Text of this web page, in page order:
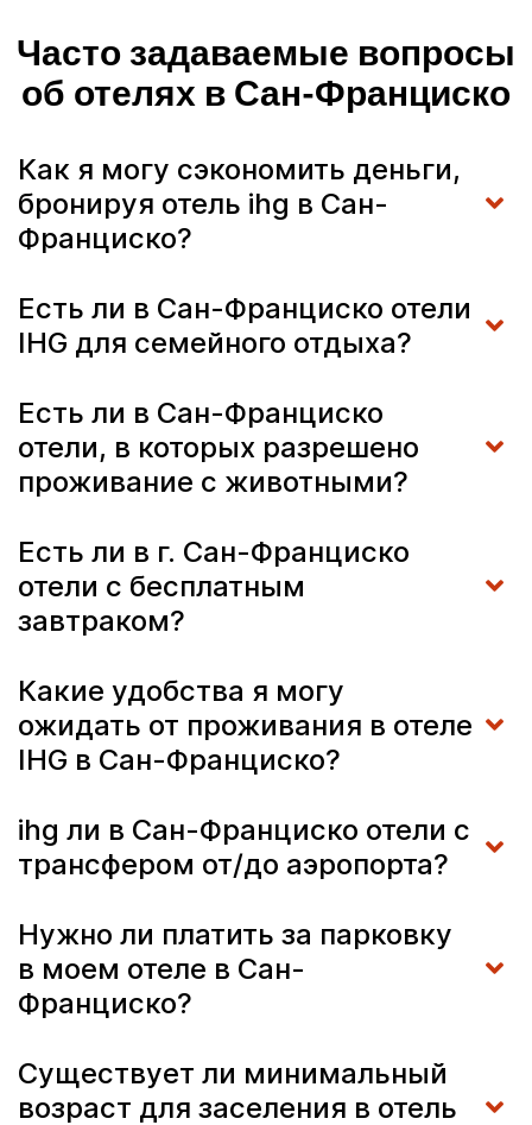
Часто задаваемые вопросы
об отелях в Сан-Франциско
Как я могу сэкономить деньги,
бронируя отель ihg в Сан-
Франциско?
Есть ли в Сан-Франциско отели
IHG для семейного отдыха?
Есть ли в Сан-Франциско
отели, в которых разрешено
проживание с животными?
Есть ли в г. Сан-Франциско
отели с бесплатным
завтраком?
Какие удобства я могу
ожидать от проживания в отеле
IHG в Сан-Франциско?
ihg ли в Сан-Франциско отели с
трансфером от/до аэропорта?
Нужно ли платить за парковку
в моем отеле в Сан-
Франциско?
Существует ли минимальный
возраст для заселения в отель